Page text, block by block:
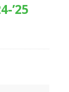
’25